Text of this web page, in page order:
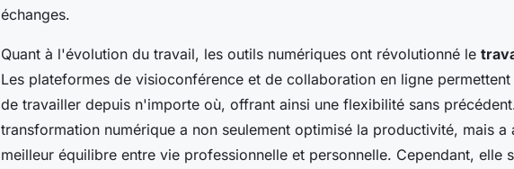
échanges.
Quant à l'évolution du travail, les outils numériques ont révolutionné le
Les plateformes de visioconférence et de collaboration en ligne
de travailler depuis n'importe où, offrant ainsi une flexibilité sans
transformation numérique a non seulement optimisé la productivité, mais a
meilleur équilibre entre vie professionnelle et personnelle. Cependant, elle